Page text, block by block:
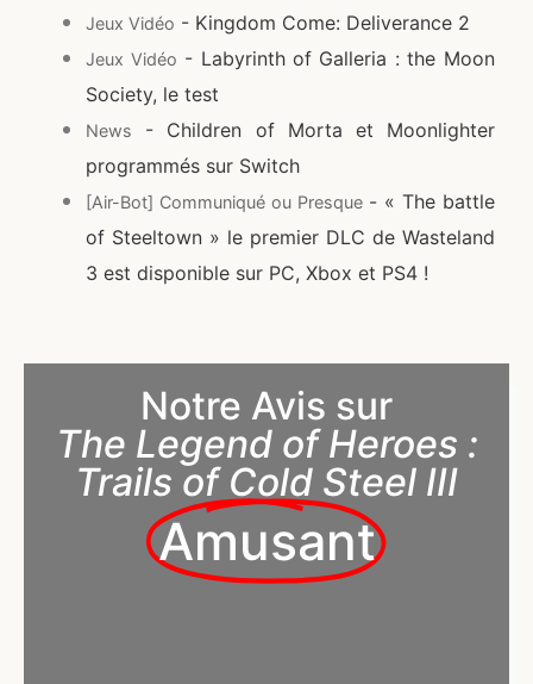
Jeux Vidéo - Kingdom Come: Deliverance 2
Jeux Vidéo - Labyrinth of Galleria : the Moon
Society, le test
News
- Children of Morta et Moonlighter
programmés sur Switch
[Air-Bot] Communiqué ou Presque- « The battle
of Steeltown » le premier DLC de Wasteland
3 est disponible sur PC, Xbox et PS4 !
Notre Avis sur
The Legend of Heroes :
Trails of Cold Steel III
Amusant